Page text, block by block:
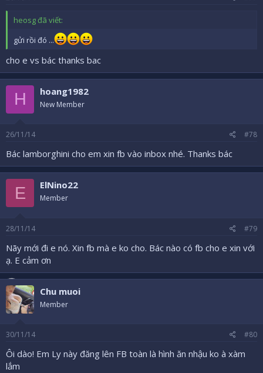
heosg đã viết:
gửi rồi đó ...
cho e vs bác thanks bac
H hoang1982
New Member
26/11/14 #78
Bác lamborghini cho em xin fb vào inbox nhé. Thanks bác
E ElNino22
Member
28/11/14 #79
Nãy mới đi e nó. Xin fb mà e ko cho. Bác nào có fb cho e xin với
ạ. E cảm ơn
Chu muoi
Member
30/11/14 #80
Ôi dào! Em Ly này đăng lên FB toàn là hình ăn nhậu ko à xàm
lắm